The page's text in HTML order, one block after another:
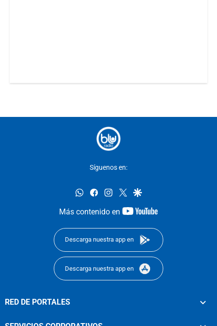
Síguenos en:
whatsappfacebookinstagram
twittergoogle
Más contenido en
youtube-
Descarga nuestra app en
Descarga nuestra app en
RED DE PORTALES